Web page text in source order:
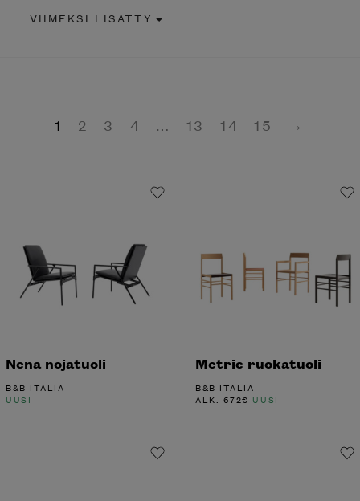
VIIMEKSI LISÄTTY
1 2 3 4 … 13 14 15 →
Nena nojatuoli
B&B ITALIA
UUSI
Metric ruokatuoli
B&B ITALIA
ALK. 672€ UUSI